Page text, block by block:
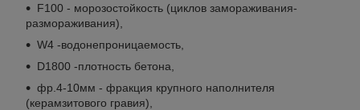
F100 - морозостойкость (циклов замораживания-
размораживания),
W4 -водонепроницаемость,
D1800 -плотность бетона,
фр.4-10мм - фракция крупного наполнителя
(керамзитового гравия),